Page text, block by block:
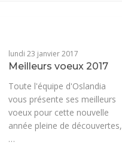
lundi 23 janvier 2017
Meilleurs voeux 2017
Toute l'équipe d'Oslandia
vous présente ses meilleurs
voeux pour cette nouvelle
année pleine de découvertes,
…